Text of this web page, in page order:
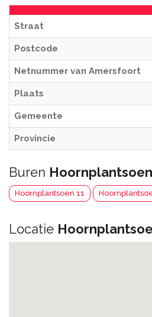
Straat
Postcode
Netnummer van Amersfoort
Plaats
Gemeente
Provincie
Buren
Hoornplantsoen 11
Locatie